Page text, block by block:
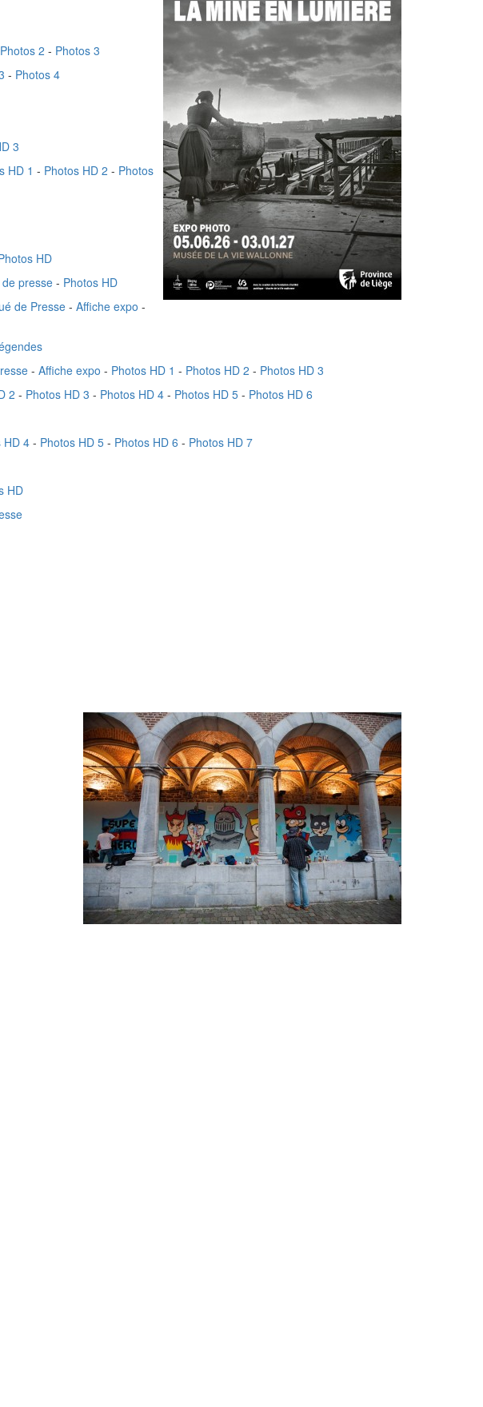
Photos 2 - Photos 3
- Photos 4
3
HD 1 - Photos HD 2 - Photos
HD
presse- Photos HD
de Presse- Affiche expo -
- Affiche expo - Photos HD 1 - Photos HD 2 - Photos HD 3
2 - Photos HD 3 - Photos HD 4 - Photos HD 5 - Photos HD 6
HD 4 - Photos HD 5 - Photos HD 6 - Photos HD 7
HD